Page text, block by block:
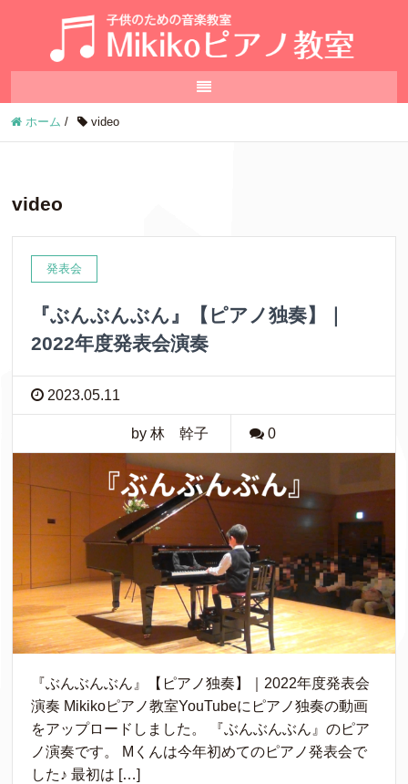
ホーム / video
video
発表会
『ぶんぶんぶん』【ピアノ独奏】｜
2022年度発表会演奏
2023.05.11
by 林 幹子 0
『ぶんぶんぶん』【ピアノ独奏】｜2022年度発表会
演奏 Mikikoピアノ教室YouTubeにピアノ独奏の動画
をアップロードしました。 『ぶんぶんぶん』のピア
ノ演奏です。 Mくんは今年初めてのピアノ発表会で
した♪ 最初は […]